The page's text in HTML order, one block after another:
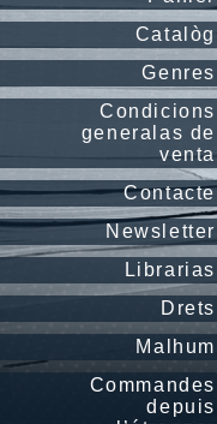
Catalòg
Genres
Condicions
generalas de
venta
Contacte
Newsletter
Librarias
Drets
Malhum
Commandes
depuis